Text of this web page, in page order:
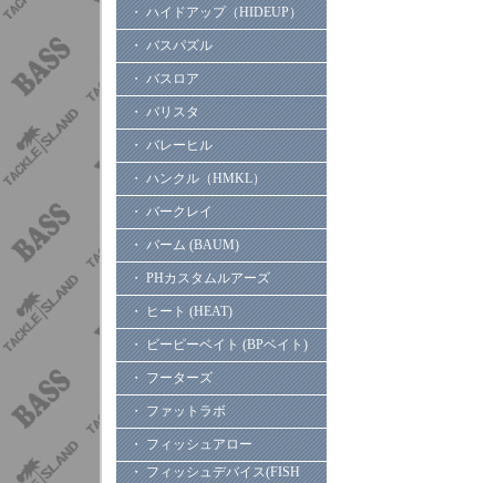
・ ハイドアップ（HIDEUP）
・ バスパズル
・ バスロア
・ バリスタ
・ バレーヒル
・ ハンクル（HMKL）
・ バークレイ
・ バーム (BAUM)
・ PHカスタムルアーズ
・ ヒート (HEAT)
・ ビーピーベイト (BPベイト)
・ フーターズ
・ ファットラボ
・ フィッシュアロー
・ フィッシュデバイス(FISH